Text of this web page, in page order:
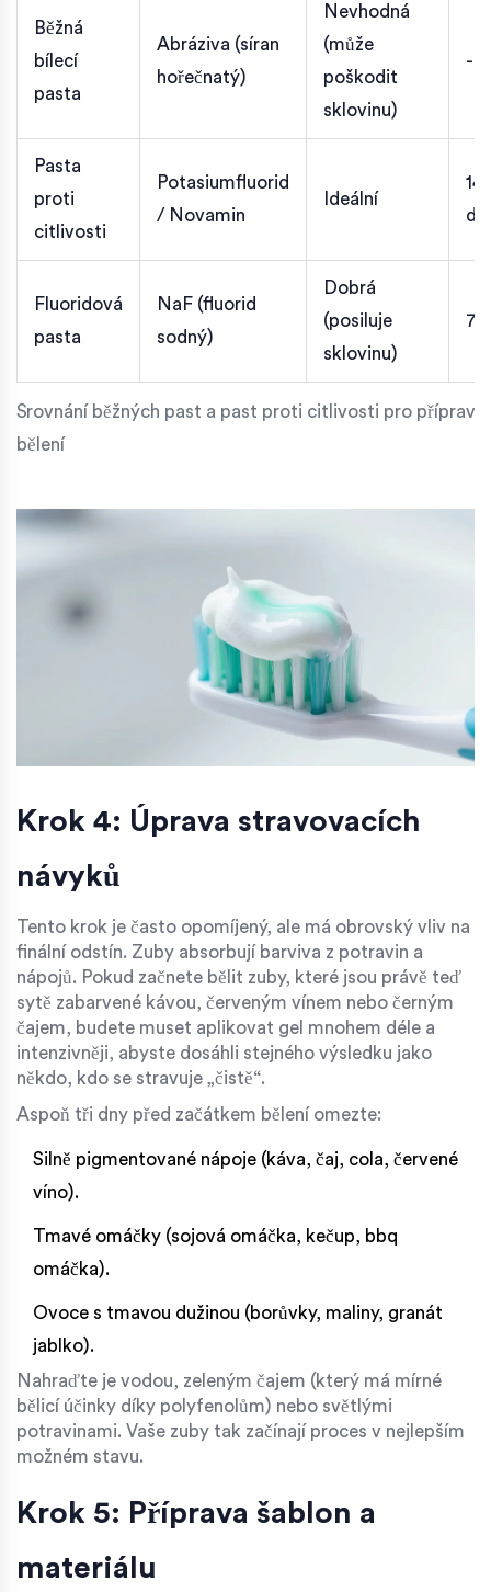
Srovnání běžných past a past proti citlivosti pro přípravu
bělení
Běžná
bílecí
pasta
Abráziva (síran
hořečnatý)
Nevhodná
(může
poškodit
sklovinu)
-
Pasta
proti
citlivosti
Potasiumfluorid
/ Novamin
Ideální
dní
Fluoridová
pasta
NaF (fluorid
sodný)
Dobrá
(posiluje
sklovinu)
7-
Krok 4: Úprava stravovacích
návyků
Tento krok je často opomíjený, ale má obrovský vliv na
finální odstín. Zuby absorbují barviva z potravin a
nápojů. Pokud začnete bělit zuby, které jsou právě teď
sytě zabarvené kávou, červeným vínem nebo černým
čajem, budete muset aplikovat gel mnohem déle a
intenzivněji, abyste dosáhli stejného výsledku jako
někdo, kdo se stravuje „čistě“.
Aspoň tři dny před začátkem bělení omezte:
Silně pigmentované nápoje (káva, čaj, cola, červené
víno).
Tmavé omáčky (sojová omáčka, kečup, bbq
omáčka).
Ovoce s tmavou dužinou (borůvky, maliny, granát
jablko).
Nahraďte je vodou, zeleným čajem (který má mírné
bělicí účinky díky polyfenolům) nebo světlými
potravinami. Vaše zuby tak začínají proces v nejlepším
možném stavu.
Krok 5: Příprava šablon a
materiálu